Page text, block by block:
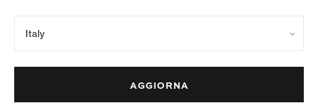
Colophon della società
Mappa del sito
Italy
AGGIORNA